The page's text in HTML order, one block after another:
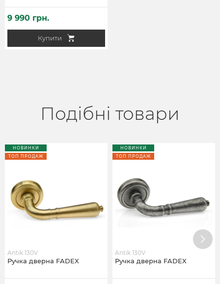
Купити
9 990 грн.
Подібні товари
НОВИНКИ
ТОП ПРОДАЖ
Ручка дверна FADEX
Antik 130V
НОВИНКИ
ТОП ПРОДАЖ
Ручка дверна FADEX
Antik 130V